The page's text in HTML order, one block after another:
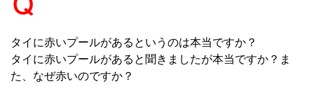
タイに赤いプールがあるというのは本当ですか？
タイに赤いプールがあると聞きましたが本当ですか？ま
た、なぜ赤いのですか？